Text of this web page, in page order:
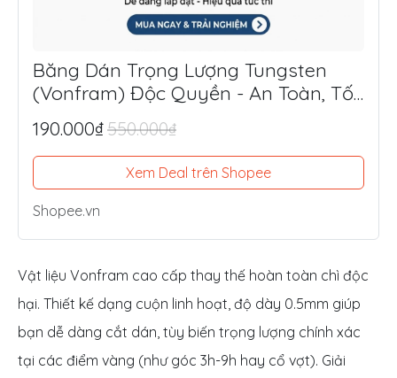
Băng Dán Trọng Lượng Tungsten
(Vonfram) Độc Quyền - An Toàn, Tối
Ưu Lực Đánh, Điểm Ngọt
190.000₫550.000₫
Xem Deal trên Shopee
Shopee.vn
Vật liệu Vonfram cao cấp thay thế hoàn toàn chì độc
hại. Thiết kế dạng cuộn linh hoạt, độ dày 0.5mm giúp
bạn dễ dàng cắt dán, tùy biến trọng lượng chính xác
tại các điểm vàng (như góc 3h-9h hay cổ vợt). Giải